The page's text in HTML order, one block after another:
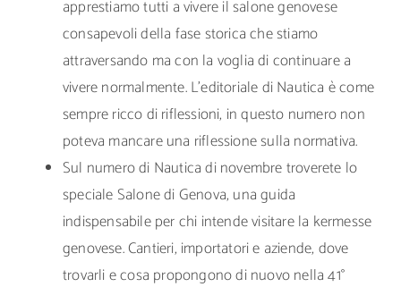
apprestiamo tutti a vivere il salone genovese
consapevoli della fase storica che stiamo
attraversando ma con la voglia di continuare a
vivere normalmente. L’editoriale di Nautica è come
sempre ricco di riflessioni, in questo numero non
poteva mancare una riflessione sulla normativa.
Sul numero di Nautica di novembre troverete lo
speciale Salone di Genova, una guida
indispensabile per chi intende visitare la kermesse
genovese. Cantieri, importatori e aziende, dove
trovarli e cosa propongono di nuovo nella 41°